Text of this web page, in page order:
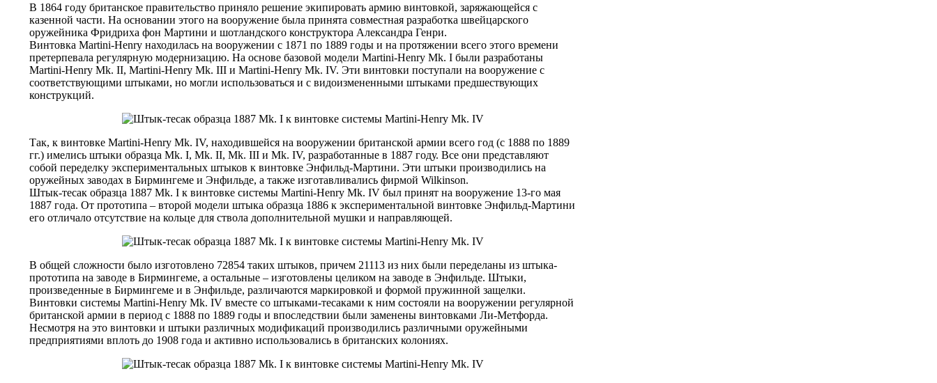
В 1864 году британское правительство приняло решение экипировать армию винтовкой, заряжающейся с
казенной части. На основании этого на вооружение была принята совместная разработка швейцарского
оружейника Фридриха фон Мартини и шотландского конструктора Александра Генри.
Винтовка Martini-Henry находилась на вооружении с 1871 по 1889 годы и на протяжении всего этого времени
претерпевала регулярную модернизацию. На основе базовой модели Martini-Henry Mk. I были разработаны
Martini-Henry Mk. II, Martini-Henry Mk. III и Martini-Henry Mk. IV. Эти винтовки поступали на вооружение с
соответствующими штыками, но могли использоваться и с видоизмененными штыками предшествующих
конструкций.
Так, к винтовке Martini-Henry Mk. IV, находившейся на вооружении британской армии всего год (с 1888 по 1889
гг.) имелись штыки образца Mk. I, Mk. II, Mk. III и Mk. IV, разработанные в 1887 году. Все они представляют
собой переделку экспериментальных штыков к винтовке Энфильд-Мартини. Эти штыки производились на
оружейных заводах в Бирмингеме и Энфильде, а также изготавливались фирмой Wilkinson.
Штык-тесак образца 1887 Mk. I к винтовке системы Martini-Henry Mk. IV был принят на вооружение 13-го мая
1887 года. От прототипа – второй модели штыка образца 1886 к экспериментальной винтовке Энфильд-Мартини
его отличало отсутствие на кольце для ствола дополнительной мушки и направляющей.
В общей сложности было изготовлено 72854 таких штыков, причем 21113 из них были переделаны из штыка-
прототипа на заводе в Бирмингеме, а остальные – изготовлены целиком на заводе в Энфильде. Штыки,
произведенные в Бирмингеме и в Энфильде, различаются маркировкой и формой пружинной защелки.
Винтовки системы Martini-Henry Mk. IV вместе со штыками-тесаками к ним состояли на вооружении регулярной
британской армии в период с 1888 по 1889 годы и впоследствии были заменены винтовками Ли-Метфорда.
Несмотря на это винтовки и штыки различных модификаций производились различными оружейными
предприятиями вплоть до 1908 года и активно использовались в британских колониях.